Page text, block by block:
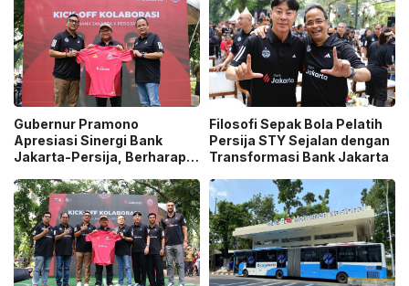
Gubernur Pramono
Apresiasi Sinergi Bank
Jakarta-Persija, Berharap
Jakarta
Filosofi Sepak Bola Pelatih
Persija STY Sejalan dengan
Transformasi Bank Jakarta